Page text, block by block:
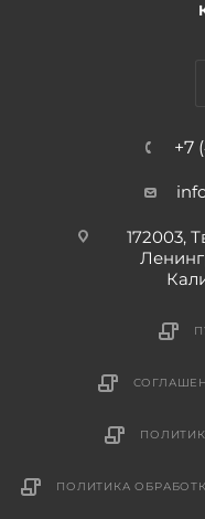
+7
172003,
ПОЛИТИКА